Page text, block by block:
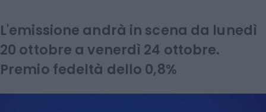
L'emissione andrà in scena da lunedì
20 ottobre a venerdì 24 ottobre.
Premio fedeltà dello 0,8%